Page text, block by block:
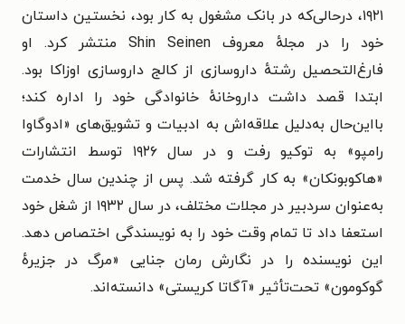
۱۹۲۱، درحالی‌که در بانک مشغول به کار بود، نخستین داستان
خود را در مجلهٔ معروف Shin Seinen منتشر کرد. او
فارغ‌التحصیل رشتهٔ داروسازی از کالج داروسازی اوزاکا بود.
ابتدا قصد داشت داروخانهٔ خانوادگی خود را اداره کند؛
بااین‌حال به‌دلیل علاقه‌اش به ادبیات و تشویق‌های «ادوگاوا
رامپو» به توکیو رفت و در سال ۱۹۲۶ توسط انتشارات
«هاکوبونکان» به کار گرفته شد. پس از چندین سال خدمت
به‌عنوان سردبیر در مجلات مختلف، در سال ۱۹۳۲ از شغل خود
استعفا داد تا تمام وقت خود را به نویسندگی اختصاص دهد.
این نویسنده را در نگارش رمان جنایی «مرگ در جزیرهٔ
گوکومون» تحت‌تأثیر «آگاتا کریستی» دانسته‌اند.